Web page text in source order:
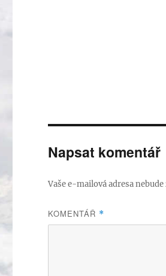
Napsat komentář
Vaše e-mailová adresa
KOMENTÁŘ *